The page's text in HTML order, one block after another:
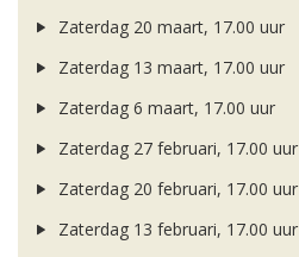
Zaterdag 20 maart, 17.00 uur
Zaterdag 13 maart, 17.00 uur
Zaterdag 6 maart, 17.00 uur
Zaterdag 27 februari, 17.00 uur
Zaterdag 20 februari, 17.00 uur
Zaterdag 13 februari, 17.00 uur